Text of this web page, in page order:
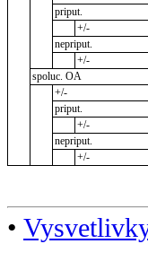
priput.
+/-
nepriput.
+/-
spoluc. OA
+/-
priput.
+/-
nepriput.
+/-
•